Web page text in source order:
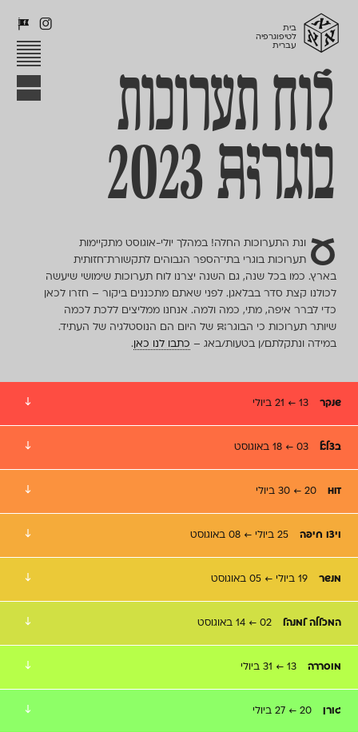
ℵ
בית
לטיפוגרפיה
עברית
Θ
Δ
לוח תערוכות
בוגרים/ות2023
ע
ונת התערוכות החלה! במהלך יולי-אוגוסט מתקיימות
תערוכות בוגרי בתי־הספר הגבוהים לתקשורת־חזותית
בארץ. כמו בכל שנה, גם השנה יצרנו לוח תערוכות שימושי שיעשה
לכולנו קצת סדר בבלאגן. לפני שאתם מתכננים ביקור – חזרו לכאן
כדי לברר איפה, מתי, כמה ולמה. אנחנו ממליצים ללכת לכמה
שיותר תערוכות כי הבוגרים/ות של היום הם הנוסטלגיה של העתיד.
במידה ונתקלתם/ן בטעות/באג – כתבו לנו כאן .
↓ שנקר
↓ בצלאל
↓ HIT
↓ ויצו חיפה
↓ מנשר
↓ המכללה למנהל
↓ מוסררה
↓ גורן